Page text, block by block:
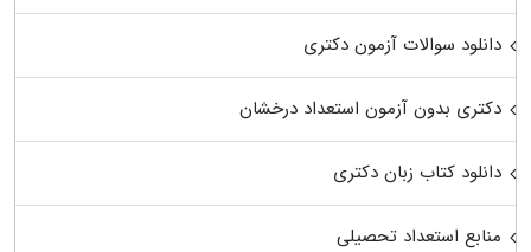
دانلود سوالات آزمون دکتری
دکتری بدون آزمون استعداد درخشان
دانلود کتاب زبان دکتری
منابع استعداد تحصیلی